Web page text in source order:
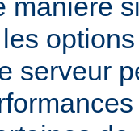
manière
serveur